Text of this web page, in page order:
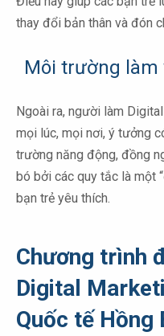
thay đổi bản thân và đón
Môi trường làm
Ngoài ra, người làm
mọi lúc, mọi nơi, ý tưởng
trường năng động, đồng
bó bởi các quy tắc là một
bạn trẻ yêu thích.
Chương trình
Digital
Quốc tế Hồng